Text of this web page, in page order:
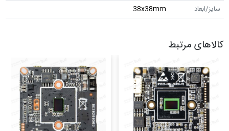
38x38mm
مرتبط